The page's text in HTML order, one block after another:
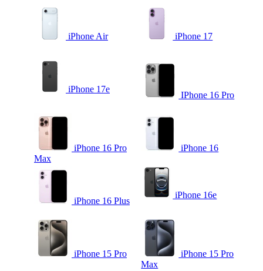
iPhone Air iPhone 17
iPhone 17e
IPhone 16 Pro
iPhone 16 Pro
Max
iPhone 16
iPhone 16 Plus
iPhone 16e
iPhone 15 Pro
iPhone 15 Pro
Max